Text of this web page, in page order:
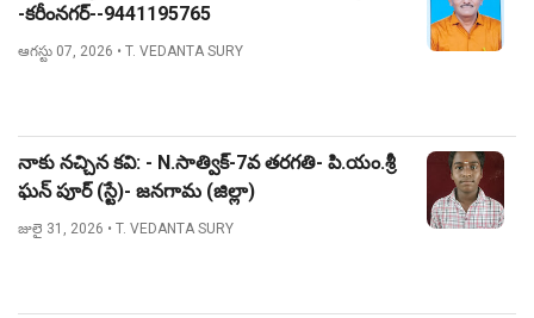
-కరీంనగర్--9441195765
ఆగస్టు 07, 2026 • T. VEDANTA SURY
నాకు నచ్చిన కవి: - N.సాత్విక్-7వ తరగతి- పి.యం.శ్రీ
ఘన్ పూర్ (స్టే)- జనగామ (జిల్లా)
జులై 31, 2026 • T. VEDANTA SURY